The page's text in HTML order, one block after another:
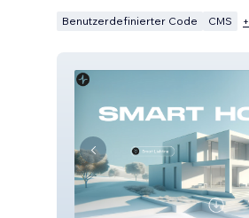
Benutzerdefinierter Code CMS +